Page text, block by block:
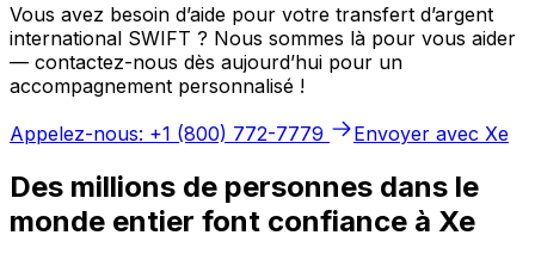
Vous avez besoin d’aide pour votre transfert d’argent
international SWIFT ? Nous sommes là pour vous aider
— contactez-nous dès aujourd’hui pour un
accompagnement personnalisé !
Appelez-nous: +1 (800) 772-7779
Envoyer avec Xe
Des millions de personnes dans le
monde entier font confiance à Xe